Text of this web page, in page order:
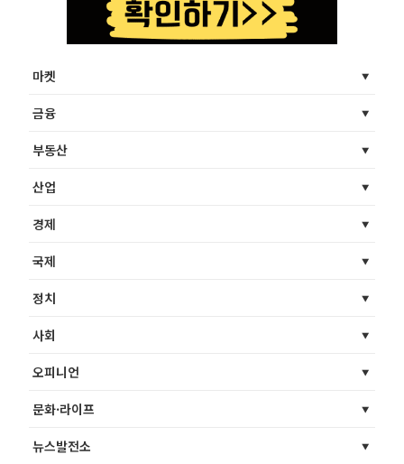
마켓
금융
부동산
산업
경제
국제
정치
사회
오피니언
문화·라이프
뉴스발전소